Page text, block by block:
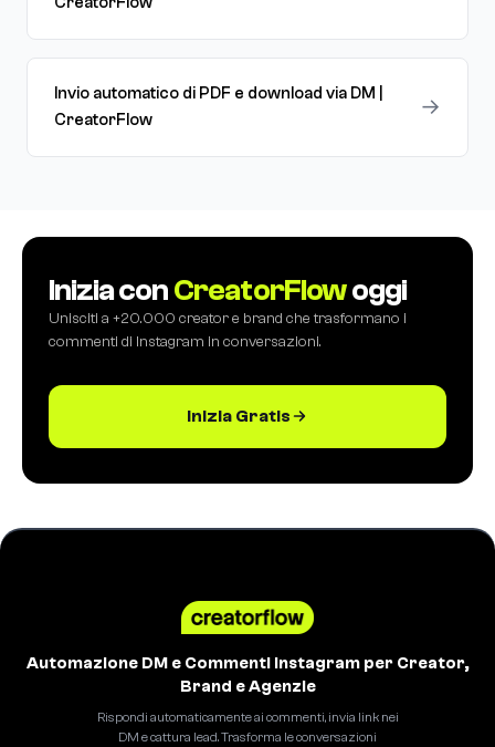
Invio automatico di PDF e download via DM |
CreatorFlow
→
Inizia conCreatorFlowoggi
Unisciti a +20.000 creator e brand che trasformano i
commenti di Instagram in conversazioni.
Inizia Gratis
Automazione DM e Commenti Instagram per Creator,
Brand e Agenzie
Rispondi automaticamente ai commenti, invia link nei
DM e cattura lead. Trasforma le conversazioni